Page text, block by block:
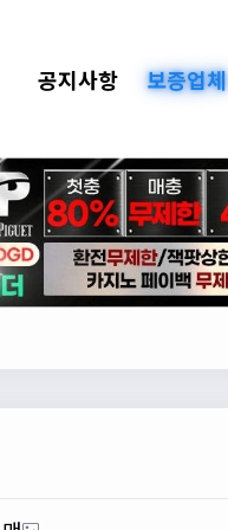
공지사항 보증업체